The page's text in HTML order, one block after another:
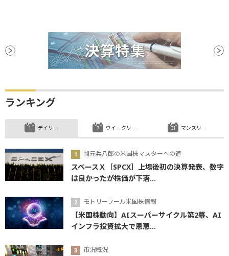
ランキング
デイリー
岡元兵八郎の米国株マスターへの道
スペースＸ［SPCX］上場後初の決算発表、数字
は良かったが株価が下落...
モトリーフール米国株情報
【米国株動向】AIスーパーサイクル第2幕、AI
インフラ投資拡大で恩恵...
市況概況
ウイークリー マンスリー